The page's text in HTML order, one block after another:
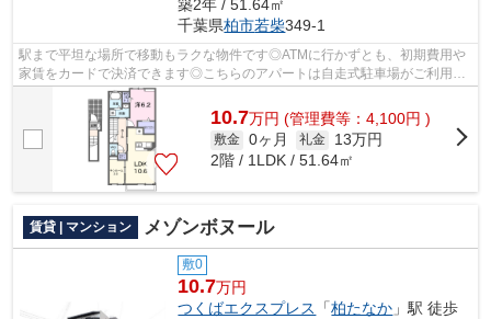
築2年 / 51.64㎡
千葉県柏市若柴349-1
駅まで平坦な場所で移動もラクな物件です◎ATMに行かずとも、初期費用や
家賃をカードで決済できます◎こちらのアパートは自走式駐車場がご利用い
ただけます◎こちらの物件はアパートです◎...
10.7万円 (管理費等：4,100円 )
敷金 0ヶ月 礼金
13万円
2階 / 1LDK / 51.64㎡
賃貸 | マンション メゾンボヌール
敷0
10.7万円
つくばエクスプレス
「柏たなか 」駅 徒歩